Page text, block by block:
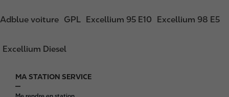
Adblue voiture GPL Excellium 95 E10 Excellium 98 E5
Excellium Diesel
F
o
MA STATION SERVICE